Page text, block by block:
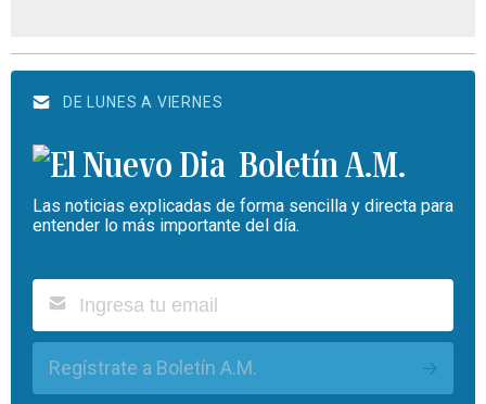
DE LUNES A VIERNES
Boletín A.M.
Las noticias explicadas de forma sencilla y directa para
entender lo más importante del día.
Regístrate a Boletín A.M.